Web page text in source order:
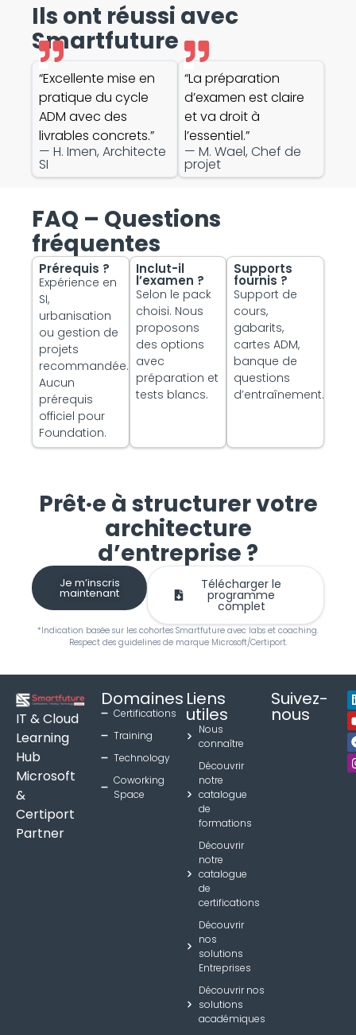
Ils ont réussi avec
Smartfuture
“Excellente mise en
pratique du cycle
ADM avec des
livrables concrets.”
— H. Imen, Architecte
SI
“La préparation
d’examen est claire
et va droit à
l’essentiel.”
— M. Wael, Chef de
projet
FAQ – Questions
fréquentes
Prérequis ?
Expérience en
SI,
urbanisation
ou gestion de
projets
recommandée.
Aucun
prérequis
officiel pour
Foundation.
Inclut-il
l’examen ?
Selon le pack
choisi. Nous
proposons
des options
avec
préparation et
tests blancs.
Supports
fournis ?
Support de
cours,
gabarits,
cartes ADM,
banque de
questions
d’entraînement.
Prêt·e à structurer votre
architecture
d’entreprise ?
Je m’inscris
maintenant
Télécharger le
programme
complet
*Indication basée sur les cohortes Smartfuture avec labs et coaching.
Respect des guidelines de marque Microsoft/Certiport.
IT & Cloud
Learning
Hub
Microsoft
&
Certiport
Partner
Domaines
Certifications
Training
Technology
Coworking
Space
Liens
utiles
Nous
connaître
Découvrir
notre
catalogue
de
formations
Découvrir
notre
catalogue
de
certifications
Découvrir
nos
solutions
Entreprises
Découvrir nos
solutions
académiques
Suivez-
nous